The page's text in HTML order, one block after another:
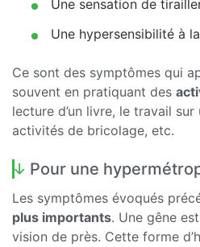
Une sensation de
Une hypersensibilité à
Ce sont des symptômes qui
souvent en pratiquant des
lecture d’un livre, le travail
activités de bricolage, etc.
Pour une
Les symptômes évoqués
plus importants. Une gêne
vision de près. Cette forme